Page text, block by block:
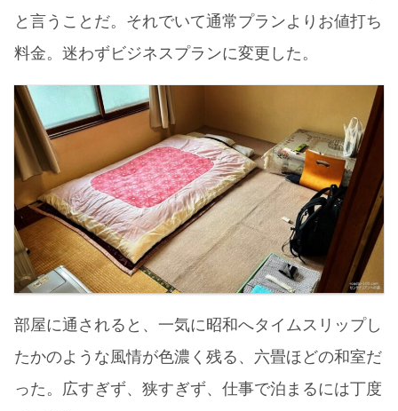
と言うことだ。それでいて通常プランよりお値打ち
料金。迷わずビジネスプランに変更した。
部屋に通されると、一気に昭和へタイムスリップし
たかのような風情が色濃く残る、六畳ほどの和室だ
った。広すぎず、狭すぎず、仕事で泊まるには丁度